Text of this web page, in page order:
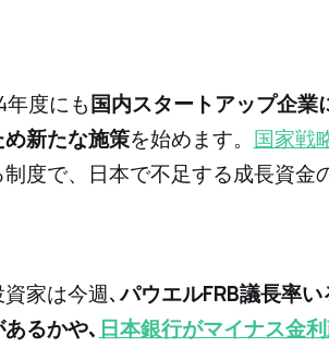
度にも国内スタートアップ企業
新たな施策を始めます。 国家戦
度で、日本で不足する成長資金
家は今週､パウエルFRB議長率
るかや､ 日本銀行がマイナス金